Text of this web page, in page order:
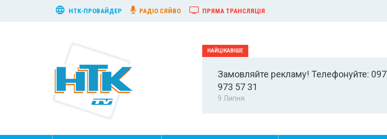
НТК-ПРОВАЙДЕР РАДІО СЯЙВО ПРЯМА ТРАНСЛЯЦІЯ
Замовляйте рекламу! Телефонуйте: 097
973 57 31
9 Липня